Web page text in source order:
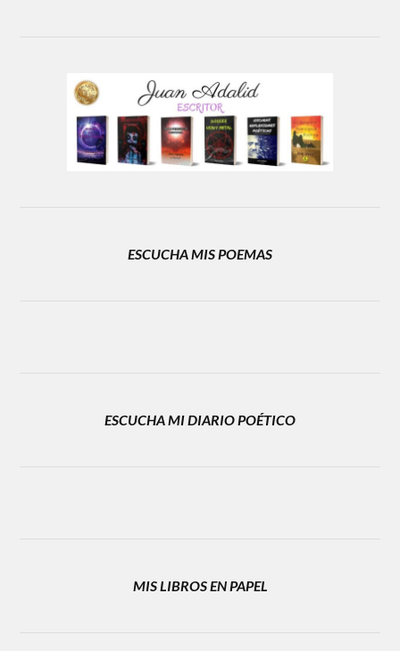
ESCUCHA MIS POEMAS
ESCUCHA MI DIARIO POÉTICO
MIS LIBROS EN PAPEL